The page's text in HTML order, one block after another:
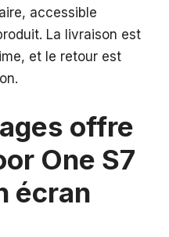
accessible
La livraison est
et le retour est
offre
One S7
écran